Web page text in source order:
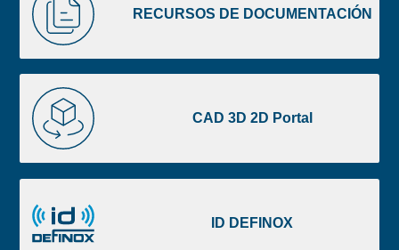
image
footer
RECURSOS DE DOCUMENTACIÓN
DE
DOCUMENTACIÓN
CAD 3D 2D Portal
CAD
3D
2D
Portal
ID DEFINOX
DEFINOX